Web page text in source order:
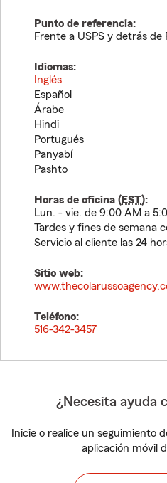
Punto de referencia:
Frente a USPS y detrás de
Idiomas:
Inglés
Español
Árabe
Hindi
Portugués
Panyabí
Pashto
Horas de oficina (EST):
Lun. - vie. de 9:00 AM a
Tardes y fines de semana
Servicio al cliente las 24
Sitio web:
Teléfono:
516-342-3457
¿Necesita ayuda
Inicie o realice un seguimiento
aplicación móvil